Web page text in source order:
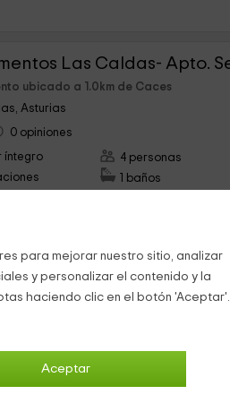
para mejorar nuestro sitio, analizar
y personalizar el contenido y la
haciendo clic en el botón 'Aceptar'.
Aceptar
ubicado a 1.0km de Caces
Asturias
0 opiniones
íntegro
4 personas
1 baños
0 opiniones